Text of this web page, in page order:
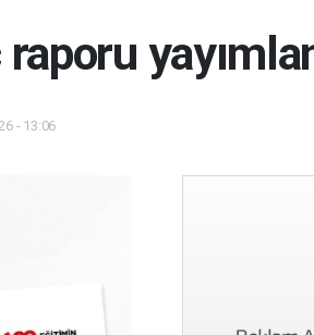
- 13:06